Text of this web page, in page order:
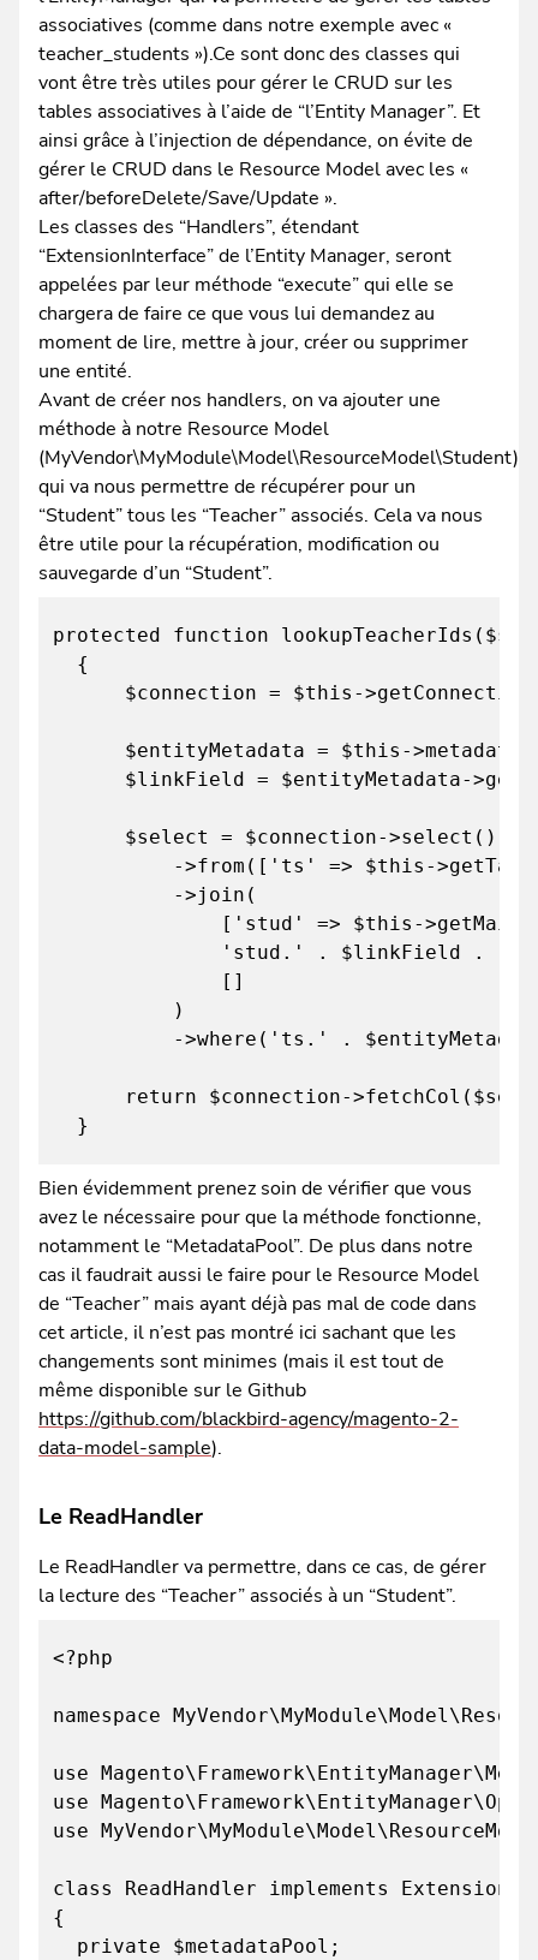
associatives (comme dans notre exemple avec «
teacher_students »).Ce sont donc des classes qui
vont être très utiles pour gérer le CRUD sur les
tables associatives à l’aide de “l’Entity Manager”. Et
ainsi grâce à l’injection de dépendance, on évite de
gérer le CRUD dans le Resource Model avec les «
after/beforeDelete/Save/Update ».
Les classes des “Handlers”, étendant
“ExtensionInterface” de l’Entity Manager, seront
appelées par leur méthode “execute” qui elle se
chargera de faire ce que vous lui demandez au
moment de lire, mettre à jour, créer ou supprimer
une entité.
Avant de créer nos handlers, on va ajouter une
méthode à notre Resource Model
(MyVendor\MyModule\Model\ResourceModel\Student)
qui va nous permettre de récupérer pour un
“Student” tous les “Teacher” associés. Cela va nous
être utile pour la récupération, modification ou
sauvegarde d’un “Student”.
protected function
{
$connection = $this-
$entityMetadata = $this-
$linkField = $entityMetadata-
$select = $connection->select()
->from(['ts' => $this-
->join(
['stud' => $this-
'stud.' . $linkField . ' =
[]
)
->where('ts.' . $entityMetadata-
return $connection-
}
Bien évidemment prenez soin de vérifier que vous
avez le nécessaire pour que la méthode fonctionne,
notamment le “MetadataPool”. De plus dans notre
cas il faudrait aussi le faire pour le Resource Model
de “Teacher” mais ayant déjà pas mal de code dans
cet article, il n’est pas montré ici sachant que les
changements sont minimes (mais il est tout de
même disponible sur le Github
https://github.com/blackbird-agency/magento-2-
data-model-sample).
Le ReadHandler
Le ReadHandler va permettre, dans ce cas, de gérer
la lecture des “Teacher” associés à un “Student”.
<?php
namespace
use
use
use
class ReadHandler implements
{
private $metadataPool;